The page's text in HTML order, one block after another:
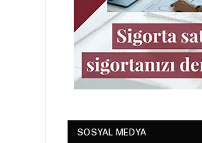
SOSYAL MEDYA